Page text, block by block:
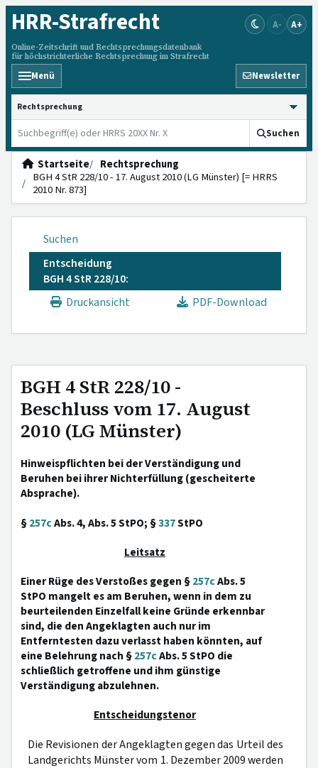
HRR-Strafrecht
Online-Zeitschrift und Rechtsprechungsdatenbank
für höchstrichterliche Rechtsprechung im Strafrecht
A- A+
Menü Newsletter
HRRS durchsuchen
Suchen
Startseite
Rechtsprechung
BGH 4 StR 228/10 - 17. August 2010 (LG Münster) [= HRRS
2010 Nr. 873]
Suchen
Entscheidung
BGH 4 StR 228/10:
Druckansicht
PDF-Download
BGH 4 StR 228/10 -
Beschluss vom 17. August
2010 (LG Münster)
Hinweispflichten bei der Verständigung und
Beruhen bei ihrer Nichterfüllung (gescheiterte
Absprache).
§257cAbs. 4, Abs. 5 StPO; §337StPO
Leitsatz
Einer Rüge des Verstoßes gegen §257cAbs. 5
StPO mangelt es am Beruhen, wenn in dem zu
beurteilenden Einzelfall keine Gründe erkennbar
sind, die den Angeklagten auch nur im
Entferntesten dazu verlasst haben könnten, auf
eine Belehrung nach §257cAbs. 5 StPO die
schließlich getroffene und ihm günstige
Verständigung abzulehnen.
Entscheidungstenor
Die Revisionen der Angeklagten gegen das Urteil des
Landgerichts Münster vom 1. Dezember 2009 werden